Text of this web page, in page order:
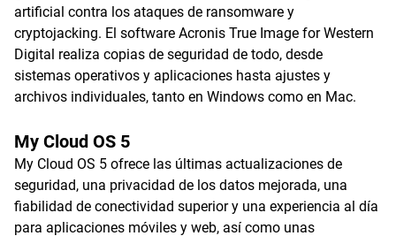
artificial contra los ataques de ransomware y
cryptojacking. El software Acronis True Image for Western
Digital realiza copias de seguridad de todo, desde
sistemas operativos y aplicaciones hasta ajustes y
archivos individuales, tanto en Windows como en Mac.
My Cloud OS 5
My Cloud OS 5 ofrece las últimas actualizaciones de
seguridad, una privacidad de los datos mejorada, una
fiabilidad de conectividad superior y una experiencia al día
para aplicaciones móviles y web, así como unas